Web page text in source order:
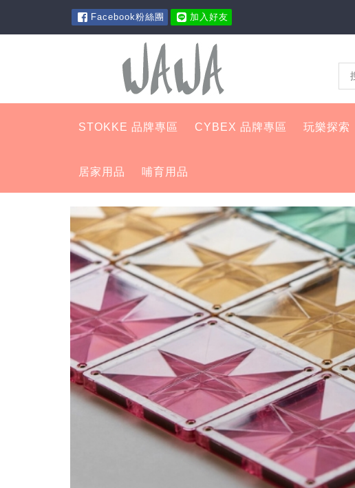
Facebook粉絲團 加入好友
STOKKE 品牌專區 CYBEX 品牌專區 玩樂探索
居家用品 哺育用品